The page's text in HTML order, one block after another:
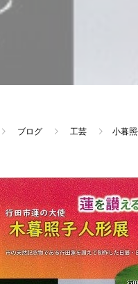
ブログ 工芸 小暮